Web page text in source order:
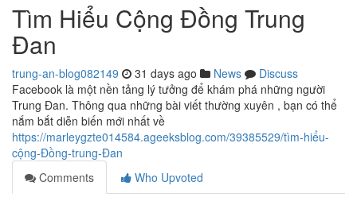
Tìm Hiểu Cộng Đồng Trung
Đan
trung-an-blog082149 31 days ago News
Discuss
Facebook là một nền tảng lý tưởng để khám phá những người
Trung Đan. Thông qua những bài viết thường xuyên , bạn có thể
nắm bắt diễn biến mới nhất về
https://marleygzte014584.ageeksblog.com/39385529/tìm-hiểu-
cộng-Đồng-trung-Đan
Comments
Who Upvoted